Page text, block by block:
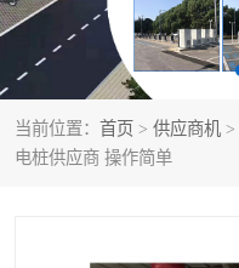
当前位置： 首页 > 供应商机 >
电桩供应商 操作简单
电动自行车充电桩
充电桩